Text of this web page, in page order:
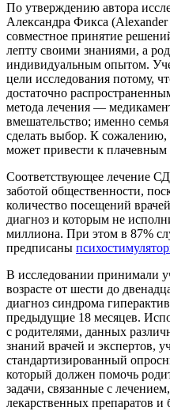
По утверждению автора
Александра Фикса
совместное принятие
лепту своими знаниями, а
индивидуальным опытом.
цели исследования потому,
достаточно
метода лечения —
вмешательство; именно
сделать выбор. К
может привести к плачевным
Соответствующее лечение
заботой общественности,
количество посещений
диагноз и которым не
миллиона. При этом в 87%
предписаны
В исследовании принимали
возрасте от шести до
диагноз синдрома
предыдущие 18 месяцев.
с родителями, данных
знаний врачей и экспертов,
стандартизированный
который должен помочь
задачи, связанные с
лекарственных препаратов